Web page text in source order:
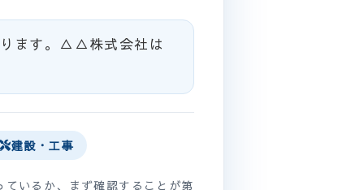
ます。△△株式会社は
建設・工事
いるか、まず確認することが第